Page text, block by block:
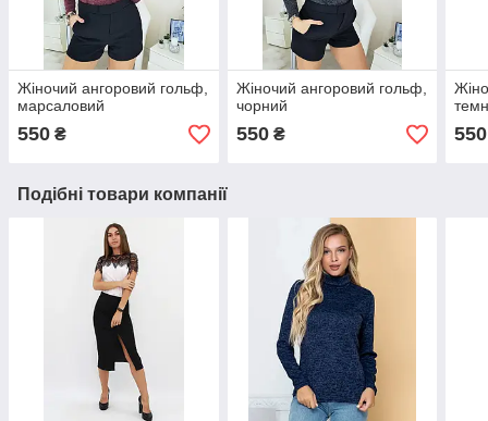
Жіночий ангоровий гольф,
марсаловий
550 ₴
Жіночий ангоровий гольф,
чорний
550₴ 550
Подібні товари компанії